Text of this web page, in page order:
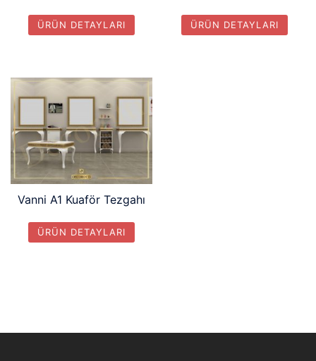
ÜRÜN DETAYLARI ÜRÜN DETAYLARI
Vanni A1 Kuaför Tezgahı
ÜRÜN DETAYLARI